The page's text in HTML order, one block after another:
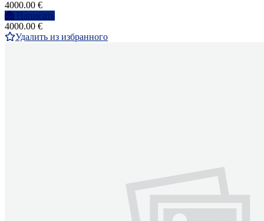
4000.00 €
Написать
4000.00 €
Удалить из избранного